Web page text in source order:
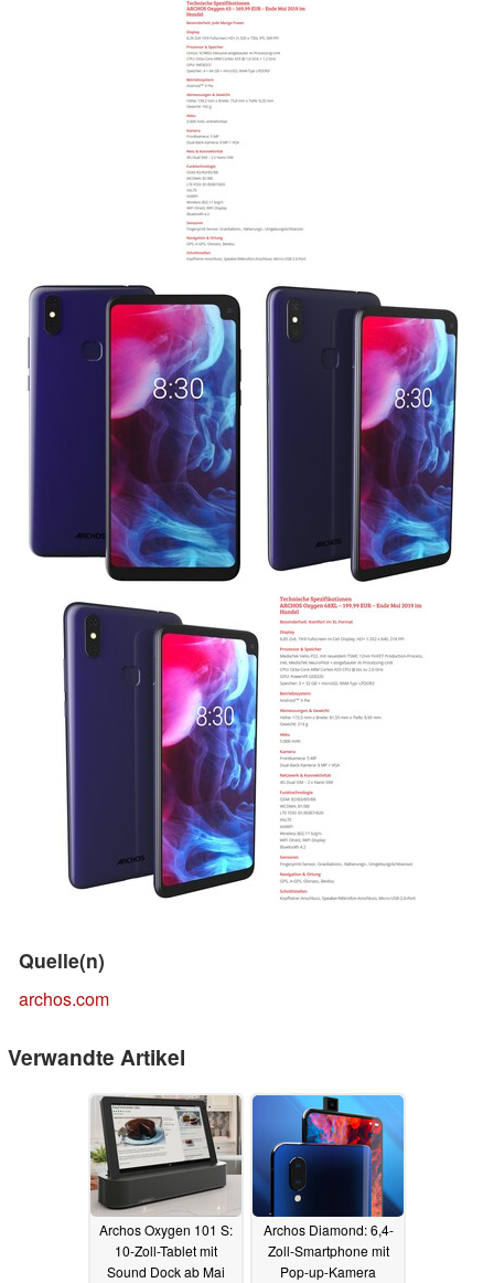
Quelle(n)
archos.com
Verwandte Artikel
Archos Oxygen 101 S:
10-Zoll-Tablet mit
Sound Dock ab Mai
Archos Diamond: 6,4-
Zoll-Smartphone mit
Pop-up-Kamera